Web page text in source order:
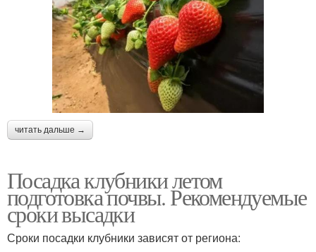
читать дальше →
Посадка клубники летом
подготовка почвы. Рекомендуемые
сроки высадки
Сроки посадки клубники зависят от региона: